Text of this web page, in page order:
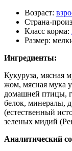
Возраст:
Страна-
Класс корма:
Размер:
Ингредиенты:
Кукуруза, мясная
жом, мясная мука
домашней птицы,
белок, минералы,
(естественный
зеленых мидий
Аналитический